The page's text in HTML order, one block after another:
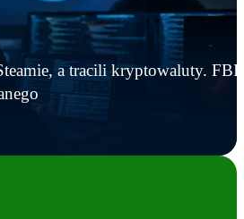
a tracili kryptowaluty. FBI